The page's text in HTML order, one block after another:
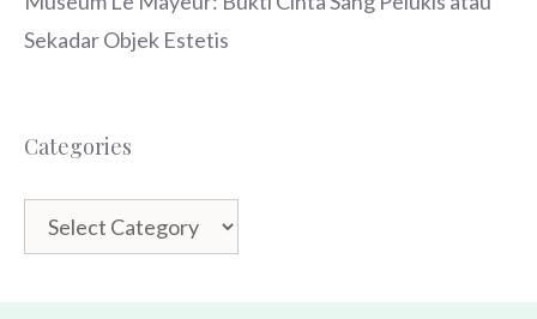
Sekadar Objek Estetis
Categories
Categories